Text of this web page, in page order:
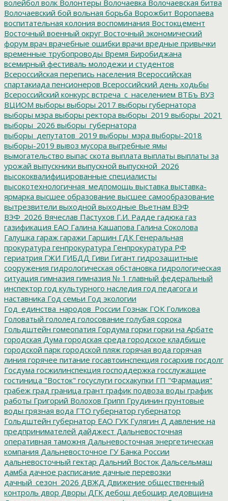
волейбол волк Волонтеры Волочаевка Волочаевская битва
Волочаевский бой вольная борьба Ворожбит Воропаева
воспитательная колония воспоминания Востокцемент
Восточный военный округ Восточный экономический
форум врач врачебные ошибки врачи вредные привычки
временные трубопроводы Время Биробиджана
всемирный фестиваль молодежи и студентов
Всероссийская перепись населения Всероссийская
спартакиада пенсионеров Всероссийский день ходьбы
Всероссийский конкурс встреча_с_населением ВТБъ ВУЗ
ВЦИОМ выборы выборы 2017 выборы губернатора
выборы мэра выборы ректора выборы_2019 выборы_2021
выборы_2026 выборы_губернатора
выборы_депутатов_2019 выборы_мэра выборы-2018
выборы-2019 вывоз мусора выгребные ямы
вымогательство выпас скота выплата выплаты выплаты за
урожай выпускники выпускной выпускной_2026
высококвалифицированные специалисты
высокотехнологичная_медпомощь выставка выставка-
ярмарка высшее образование высшее самообразование
вытрезвители выходной выходные Вьетнам ВЭФ
ВЭФ_2026 Вячеслав Пастухов Г.И. Радде гадюка газ
газификация ЕАО Галина Кашапова Галина Соколова
Галушка гараж гаражи Гаршин ГДКГенеральная
прокуратура генпрокуратура Генпрокуратура РФ
гериатрия ГЖИ ГИБДД Гиви Гигант гидрозащитные
сооружения гидрологическая обстановка гидрологическая
ситуация гимназия гимназия № 1 главный федеральный
инспектор год культурного наследия год педагога и
наставника Год семьи Год экологии
Год_единства_народов_России Гознак ГОКГоликова
Головатый гололед голосование голубая сорока
Гольдштейн гомеопатия Гордума горки горки на Арбате
городская Дума городская среда городское кладбище
городской парк городской пляж горячая вода горячая
линия горячее питание госавтоинспекция госархив госдолг
Госдума госжилинспекция господдержка госслужащие
гостиница "Восток" госуслуги госхакупки ГП "Фармация"
грабеж град граница грант график подвоза воды график
работы Григорий Волохов Грипп Грудинин грунтовые
воды грязная вода ГТО губернатор губернатор
Гольдштейн губернатор ЕАО ГУКГулягин Д давление на
предпринимателей дайджест Дальневосточная
оперативная таможня Дальневосточная энергетическая
компания Дальневосточное ГУ Банка России
дальневосточный гектар Дальний Восток Дальсельмаш
дамба дачное расписание дачные перевозки
дачный_сезон_2026 ДВЖД Движение общественный
контроль двор Дворы ДГКдебош дебошир дедовщина